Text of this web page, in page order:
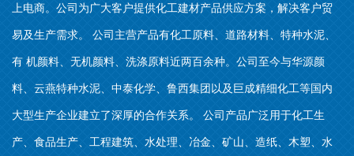
上电商。公司为广大客户提供化工建材产品供应方案，解决客户贸
易及生产需求。 公司主营产品有化工原料、道路材料、特种水泥、
有 机颜料、无机颜料、洗涤原料近两百余种。公司至今与华源颜
料、云燕特种水泥、中泰化学、鲁西集团以及巨成精细化工等国内
大型生产企业建立了深厚的合作关系。 公司产品广泛用于化工生
产、食品生产、工程建筑、水处理、冶金、矿山、造纸、木塑、水